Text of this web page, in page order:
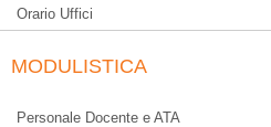
Orario Uffici
MODULISTICA
Personale Docente e ATA